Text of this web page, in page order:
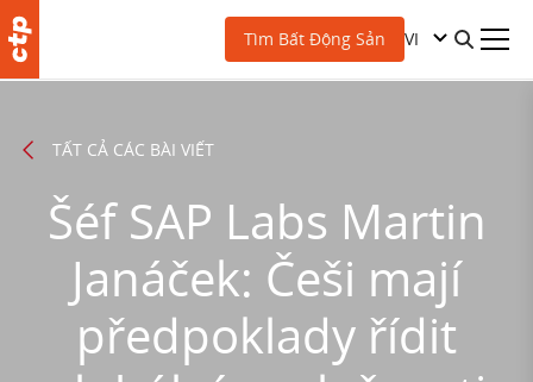
Tìm Bất Động Sản VI
TẤT CẢ CÁC BÀI VIẾT
Šéf SAP Labs Martin
Janáček: Češi mají
předpoklady řídit